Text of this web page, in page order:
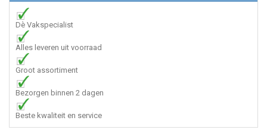
Dè Vakspecialist
Alles leveren uit voorraad
Groot assortiment
Bezorgen binnen 2 dagen
Beste kwaliteit en service